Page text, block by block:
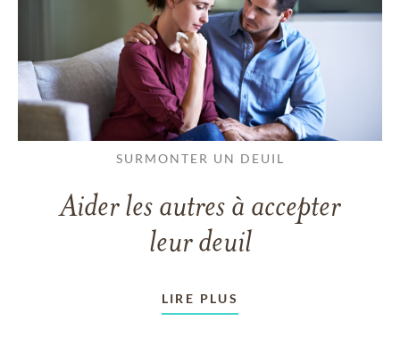
SURMONTER UN DEUIL
Aider les autres à accepter
leur deuil
LIRE PLUS